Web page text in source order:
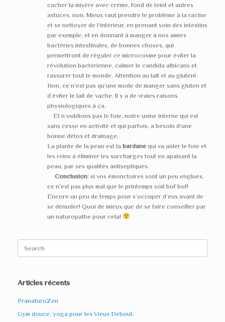
cacher la misère avec crème, fond de teint et autres
astuces, non. Mieux vaut prendre le problème à la racine
et se nettoyer de l’intérieur, en prenant soin des intestins
par exemple, et en donnant à manger à nos amies
bactéries intestinales, de bonnes choses, qui
permettront de réguler ce microcosme pour éviter la
révolution bactérienne, calmer le candida albicans et
rassurer tout le monde. Attention au lait et au gluten!
Non, ce n’est pas qu’une mode de manger sans gluten et
d’éviter le lait de vache. Il y a de vraies raisons
physiologiques à ça.
Et n’oublions pas le foie, notre usine interne qui est
sans cesse en activité et qui parfois, a besoin d’une
bonne détox et drainage.
La plante de la peau est labardanequi va aider le foie et
les reins à éliminer les surcharges tout en apaisant la
peau, par ses qualités antiseptiques.
Conclusion: si vos émonctoires sont un peu englués,
ce n’est pas plus mal que le printemps soit bof bof!
Encore un peu de temps pour s’occuper d’eux avant de
se dénuder! Quoi de mieux que de se faire conseiller par
un naturopathe pour cela!
Articles récents
PranaturoZen
Gym douce, yoga pour les Vieux Debout.